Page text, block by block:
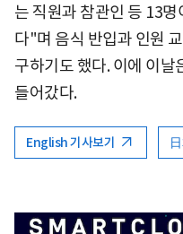
는 직원과 참관인 등 13
다"며 음식 반입과 인원
구하기도 했다. 이에 이날
들어갔다.
English 기사보기